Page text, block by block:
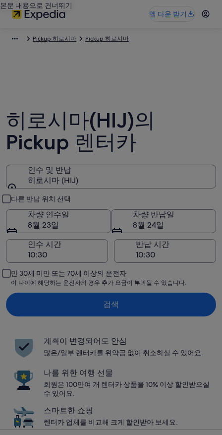
본문 내용으로 건너뛰기
앱 다운 받기
Pickup 히로시마 Pickup 히로시마
히로시마(HIJ)의
Pickup 렌터카
인수 및 반납
히로시마 (HIJ)
인수 및 반납
다른 반납 위치 선택
차량 인수일
8월 23일
차량 반납일
8월 24일
인수 시간
반납 시간
만 30세 미만 또는 70세 이상의 운전자
이 나이에 해당하는 운전자의 경우 추가 요금이 부과될 수 있습니다.
검색
계획이 변경되어도 안심
많은/일부 렌터카를 위약금 없이 취소하실 수 있어요.
나를 위한 여행 선물
회원은 100만여 개 렌터카 상품을 10% 이상 할인받으실
수 있어요.
스마트한 쇼핑
렌터카 업체를 비교해 크게 할인받아 보세요.